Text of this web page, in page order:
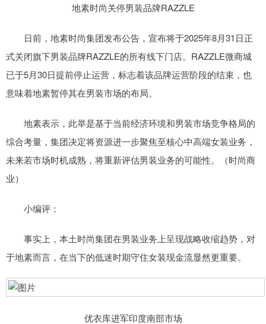
地素时尚关停男装品牌RAZZLE
日前，地素时尚集团发布公告，宣布将于2025年8月31日正
式关闭旗下男装品牌RAZZLE的所有线下门店。RAZZLE微商城
已于5月30日提前停止运营，标志着该品牌运营阶段的结束，也
意味着地素暂停其在男装市场的布局。
地素表示，此举是基于当前经济环境和男装市场竞争格局的
综合考量，集团决定将资源进一步聚焦至核心中高端女装业务，
未来若市场时机成熟，将重新评估男装业务的可能性。（时尚商
业）
小编评：
事实上，本土时尚集团在男装业务上呈现战略收缩趋势，对
于地素而言，在当下的低迷时期守住女装现金流显然更重要。
优衣库进军印度南部市场